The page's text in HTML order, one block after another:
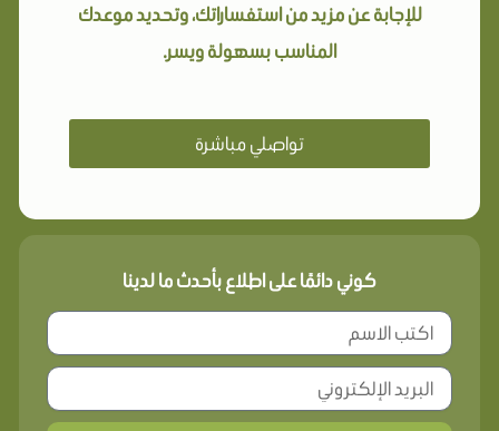
للإجابة عن مزيد من استفساراتك، وتحديد موعدك
المناسب بسهولة ويسر.
تواصلي مباشرة
كوني دائمًا على اطلاع بأحدث ما لدينا